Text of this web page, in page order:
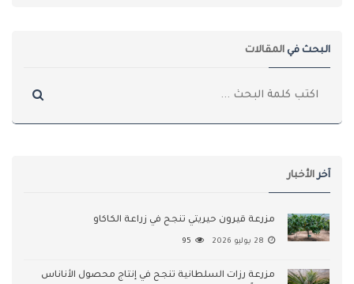
البحث في المقالات
آخر الأخبار
مزرعة قيرون حيريتي تنجح في زراعة الكاكاو
28 يوليو 2026 95
مزرعة رزات السلطانية تنجح في إنتاج محصول الأناناس